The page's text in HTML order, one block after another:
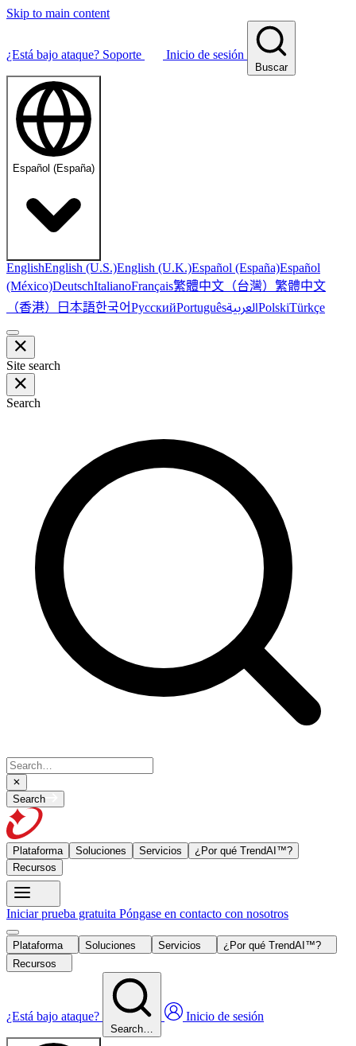
Skip to main content
¿Está bajo ataque? Soporte Inicio de sesión
Buscar
Español (España)
EnglishEnglish (U.S.)English (U.K.)Español (España)Español
(México)DeutschItalianoFrançais繁體中文（台灣） 繁體中文
（香港） 日本語한국어РусскийPortuguêsالعربيةPolskiTürkçe
Site search
Search
Search
Plataforma Soluciones Servicios
¿Por qué TrendAI™?
Recursos
Iniciar prueba gratuita Póngase en contacto con nosotros
Plataforma Soluciones Servicios
¿Por qué TrendAI™?
Recursos
¿Está bajo ataque?
Search…
Inicio de sesión